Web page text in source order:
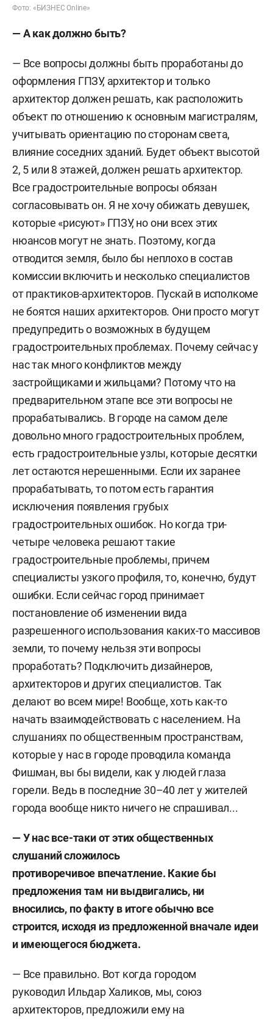
Фото: «БИЗНЕС Online»
— А как должно быть?
— Все вопросы должны быть проработаны до
оформления ГПЗУ, архитектор и только
архитектор должен решать, как расположить
объект по отношению к основным магистралям,
учитывать ориентацию по сторонам света,
влияние соседних зданий. Будет объект высотой
2, 5 или 8 этажей, должен решать архитектор.
Все градостроительные вопросы обязан
согласовывать он. Я не хочу обижать девушек,
которые «рисуют» ГПЗУ, но они всех этих
нюансов могут не знать. Поэтому, когда
отводится земля, было бы неплохо в состав
комиссии включить и несколько специалистов
от практиков-архитекторов. Пускай в исполкоме
не боятся наших архитекторов. Они просто могут
предупредить о возможных в будущем
градостроительных проблемах. Почему сейчас у
нас так много конфликтов между
застройщиками и жильцами? Потому что на
предварительном этапе все эти вопросы не
прорабатывались. В городе на самом деле
довольно много градостроительных проблем,
есть градостроительные узлы, которые десятки
лет остаются нерешенными. Если их заранее
прорабатывать, то потом есть гарантия
исключения появления грубых
градостроительных ошибок. Но когда три-
четыре человека решают такие
градостроительные проблемы, причем
специалисты узкого профиля, то, конечно, будут
ошибки. Если сейчас город принимает
постановление об изменении вида
разрешенного использования каких-то массивов
земли, то почему нельзя эти вопросы
проработать? Подключить дизайнеров,
архитекторов и других специалистов. Так
делают во всем мире! Вообще, хоть как-то
начать взаимодействовать с населением. На
слушаниях по общественным пространствам,
которые у нас в городе проводила команда
Фишман, вы бы видели, как у людей глаза
горели. Ведь в последние 30–40 лет у жителей
города вообще никто ничего не спрашивал...
— У нас все-таки от этих общественных
слушаний сложилось
противоречивое впечатление. Какие бы
предложения там ни выдвигались, ни
вносились, по факту в итоге обычно все
строится, исходя из предложенной вначале идеи
и имеющегося бюджета.
— Все правильно. Вот когда городом
руководил Ильдар Халиков, мы, союз
архитекторов, предложили ему на